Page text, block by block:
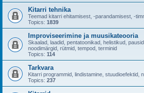
Kitarri tehnika
Teemad kitarri ehitamisest, -parandamisest, -
Topics: 1839
Improviseerimine ja muusikateooria
Skaalad, laadid, pentatoonikad, helistikud,
noodimärgid, rütmid, tempod, terminid
Topics: 114
Tarkvara
Kitarri programmid, lindistamine, stuudioefektid,
Topics: 237